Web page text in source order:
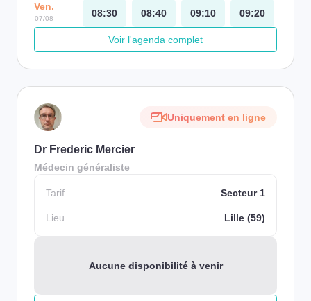
Ven.
07/08 08:30 08:40 09:10 09:20
Voir l'agenda complet
Uniquement en ligne
Dr Frederic Mercier
Médecin généraliste
Tarif Secteur 1
Lieu Lille (59)
Aucune disponibilité à venir